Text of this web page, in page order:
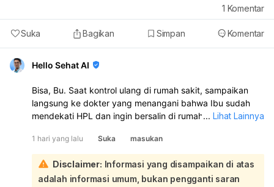
Suka Bagikan Simpan Komentar
1 Komentar
Hello Sehat AI
Bisa, Bu. Saat kontrol ulang di rumah sakit, sampaikan
langsung ke dokter yang menangani bahwa Ibu sudah
mendekati HPL dan ingin bersalin di rumah sakit tersebut.
menentukan apakah persalinan bisa ditangani di sana.
Jika memang memungkinkan dan sesuai kondisi medis,
biasanya bisa diatur untuk persalinan di rumah sakit itu:
Sebaiknya saat kontrol, Ibu juga tanyakan:
... Lihat Lainnya
1 hari yang lalu Suka masukan
Disclaimer: Informasi yang disampaikan di atas
adalah informasi umum, bukan pengganti saran